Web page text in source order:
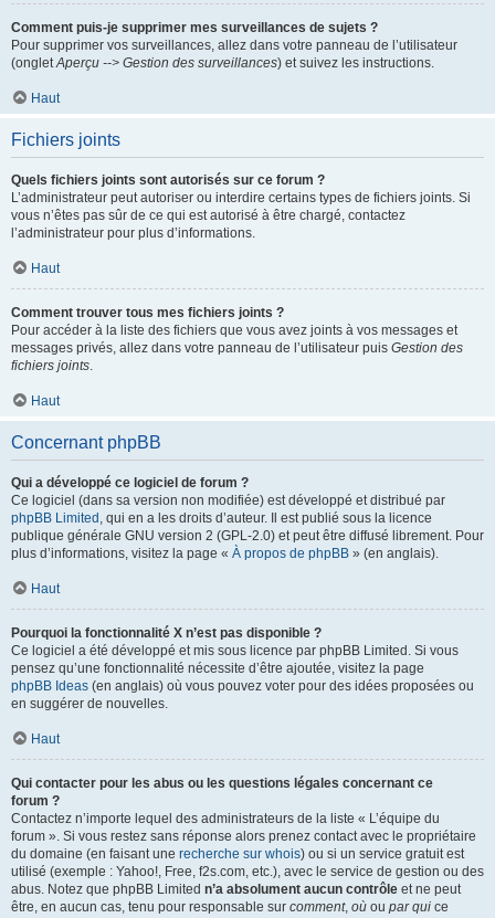
Comment puis-je supprimer mes surveillances de sujets ?
Pour supprimer vos surveillances, allez dans votre panneau de l’utilisateur
(ongletAperçu --> Gestion des surveillances) et suivez les instructions.
Haut
Fichiers joints
Quels fichiers joints sont autorisés sur ce forum ?
L’administrateur peut autoriser ou interdire certains types de fichiers joints. Si
vous n’êtes pas sûr de ce qui est autorisé à être chargé, contactez
l’administrateur pour plus d’informations.
Haut
Comment trouver tous mes fichiers joints ?
Pour accéder à la liste des fichiers que vous avez joints à vos messages et
messages privés, allez dans votre panneau de l’utilisateur puis Gestion des
fichiers joints.
Haut
Concernant phpBB
Qui a développé ce logiciel de forum ?
Ce logiciel (dans sa version non modifiée) est développé et distribué par
phpBB Limited , qui en a les droits d’auteur. Il est publié sous la licence
publique générale GNU version 2 (GPL-2.0) et peut être diffusé librement. Pour
plus d’informations, visitez la page « À propos de phpBB » (en anglais).
Haut
Pourquoi la fonctionnalité X n’est pas disponible ?
Ce logiciel a été développé et mis sous licence par phpBB Limited. Si vous
pensez qu’une fonctionnalité nécessite d’être ajoutée, visitez la page
phpBB Ideas (en anglais) où vous pouvez voter pour des idées proposées ou
en suggérer de nouvelles.
Haut
Qui contacter pour les abus ou les questions légales concernant ce
forum ?
Contactez n’importe lequel des administrateurs de la liste « L’équipe du
forum ». Si vous restez sans réponse alors prenez contact avec le propriétaire
du domaine (en faisant une recherche sur whois) ou si un service gratuit est
utilisé (exemple : Yahoo!, Free, f2s.com, etc.), avec le service de gestion ou des
abus. Notez que phpBB Limited n’a absolument aucun contrôle et ne peut
être, en aucun cas, tenu pour responsable sur comment, où ou par qui ce